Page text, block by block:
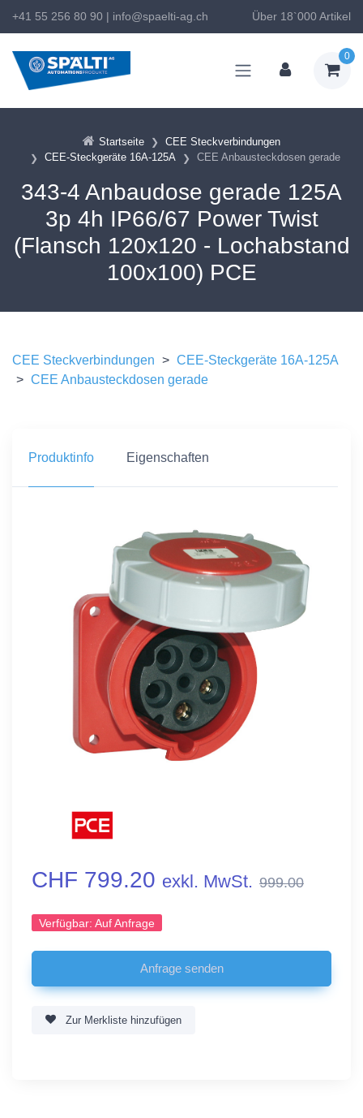
+41 55 256 80 90 | info@spaelti-ag.ch Über 18`000 Artikel
0
Startseite
CEE Steckverbindungen
CEE-Steckgeräte 16A-125A
CEE Anbausteckdosen gerade
343-4 Anbaudose gerade 125A
3p 4h IP66/67 Power Twist
(Flansch 120x120 - Lochabstand
100x100) PCE
CEE Steckverbindungen > CEE-Steckgeräte 16A-125A
> CEE Anbausteckdosen gerade
Produktinfo Eigenschaften
CHF 799.20 exkl. MwSt. 999.00
Verfügbar: Auf Anfrage
Zur Merkliste hinzufügen